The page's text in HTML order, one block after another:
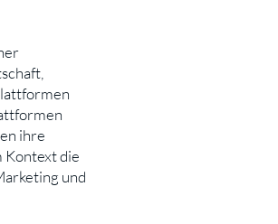
ihre
Kontext die
und